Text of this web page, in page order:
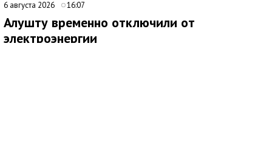
6 августа 2026 16:07
Алушту временно отключили от
электроэнергии